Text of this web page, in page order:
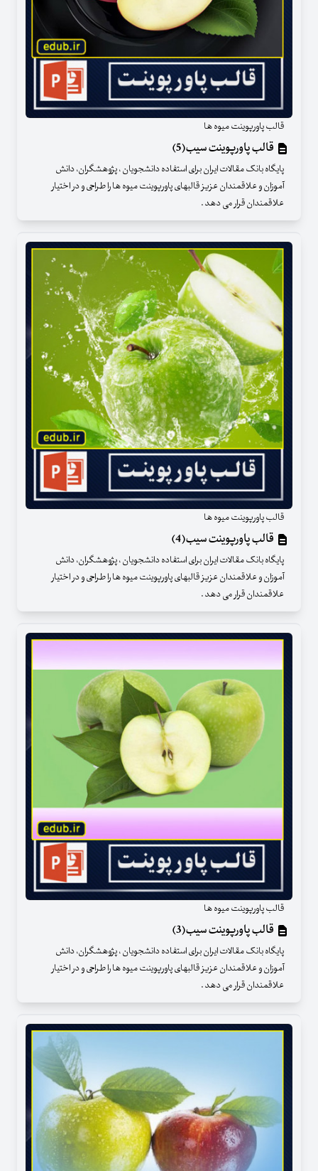
قالب پاورپوینت میوه ها
قالب پاورپوینت سیب(5)
پایگاه بانک مقالات ایران برای استفاده دانشجویان ، پژوهشگران، دانش
آموزان و علاقمندان عزیز قالبهای پاورپوینت میوه ها را طراحی و در اختیار
علاقمندان قرار می دهد .
قالب پاورپوینت میوه ها
قالب پاورپوینت سیب(4)
پایگاه بانک مقالات ایران برای استفاده دانشجویان ، پژوهشگران، دانش
آموزان و علاقمندان عزیز قالبهای پاورپوینت میوه ها را طراحی و در اختیار
علاقمندان قرار می دهد .
قالب پاورپوینت میوه ها
قالب پاورپوینت سیب(3)
پایگاه بانک مقالات ایران برای استفاده دانشجویان ، پژوهشگران، دانش
آموزان و علاقمندان عزیز قالبهای پاورپوینت میوه ها را طراحی و در اختیار
علاقمندان قرار می دهد .